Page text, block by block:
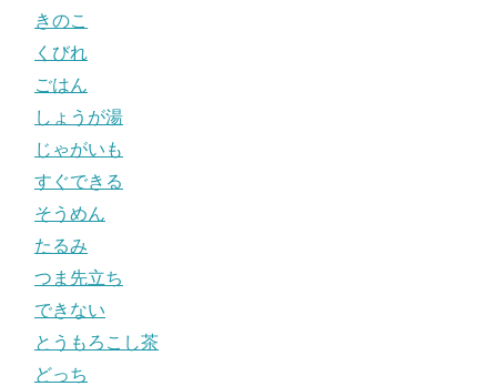
きのこ
くびれ
ごはん
しょうが湯
じゃがいも
すぐできる
そうめん
たるみ
つま先立ち
できない
とうもろこし茶
どっち